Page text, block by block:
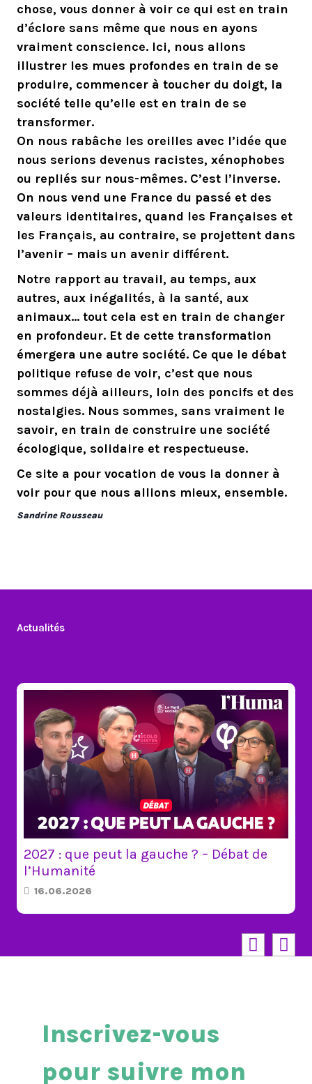
chose, vous donner à voir ce qui est en train
d’éclore sans même que nous en ayons
vraiment conscience. Ici, nous allons
illustrer les mues profondes en train de se
produire, commencer à toucher du doigt, la
société telle qu’elle est en train de se
transformer.
On nous rabâche les oreilles avec l’idée que
nous serions devenus racistes, xénophobes
ou repliés sur nous-mêmes. C’est l’inverse.
On nous vend une France du passé et des
valeurs identitaires, quand les Françaises et
les Français, au contraire, se projettent dans
l’avenir – mais un avenir différent.
Notre rapport au travail, au temps, aux
autres, aux inégalités, à la santé, aux
animaux… tout cela est en train de changer
en profondeur. Et de cette transformation
émergera une autre société. Ce que le débat
politique refuse de voir, c’est que nous
sommes déjà ailleurs, loin des poncifs et des
nostalgies. Nous sommes, sans vraiment le
savoir, en train de construire une société
écologique, solidaire et respectueuse.
Ce site a pour vocation de vous la donner à
voir pour que nous allions mieux, ensemble.
Sandrine Rousseau
Actualités
L’égalité d’accès aux soins est
compromise dans les territoires
ultramarins
Inscrivez-vous